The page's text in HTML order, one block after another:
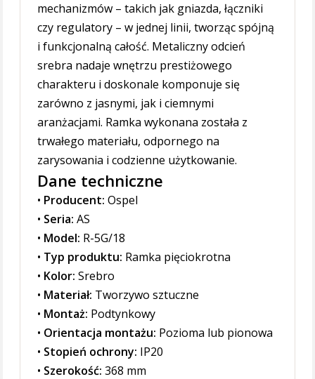
mechanizmów – takich jak gniazda, łączniki
czy regulatory – w jednej linii, tworząc spójną
i funkcjonalną całość. Metaliczny odcień
srebra nadaje wnętrzu prestiżowego
charakteru i doskonale komponuje się
zarówno z jasnymi, jak i ciemnymi
aranżacjami. Ramka wykonana została z
trwałego materiału, odpornego na
zarysowania i codzienne użytkowanie.
Dane techniczne
• Producent: Ospel
• Seria: AS
• Model: R-5G/18
• Typ produktu: Ramka pięciokrotna
• Kolor: Srebro
• Materiał: Tworzywo sztuczne
• Montaż: Podtynkowy
• Orientacja montażu: Pozioma lub pionowa
• Stopień ochrony: IP20
• Szerokość: 368 mm